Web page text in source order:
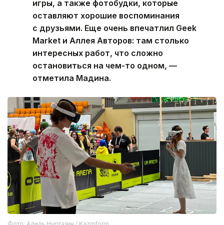
игры, а также фотобудки, которые
оставляют хорошие воспоминания
с друзьями. Еще очень впечатлил Geek
Market и Аллея Авторов: там столько
интересных работ, что сложно
остановиться на чем-то одном, —
отметила Мадина.